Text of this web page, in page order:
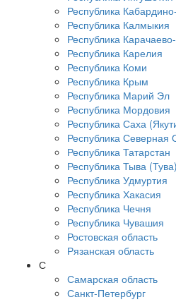
Республика
Республика Калмыкия
Республика
Республика Карелия
Республика Коми
Республика Крым
Республика Марий Эл
Республика Мордовия
Республика Саха
Республика Северная
Республика Татарстан
Республика Тыва (Тува)
Республика Удмуртия
Республика Хакасия
Республика Чечня
Республика Чувашия
Ростовская область
Рязанская область
С
Самарская область
Санкт-Петербург